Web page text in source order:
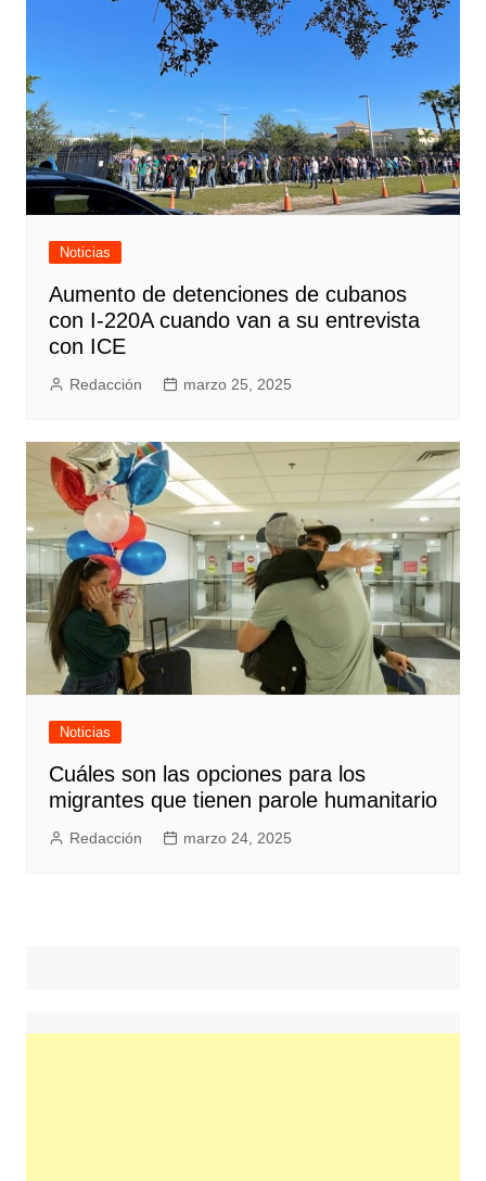
Noticias
Aumento de detenciones de cubanos
con I-220A cuando van a su entrevista
con ICE
Redacción marzo 25, 2025
Noticias
Cuáles son las opciones para los
migrantes que tienen parole humanitario
Redacción marzo 24, 2025